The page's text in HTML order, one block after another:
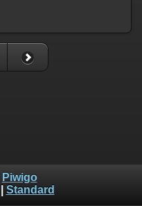
Piwigo
Standard